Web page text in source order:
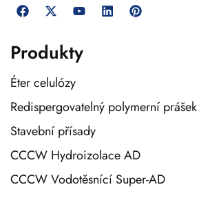
Produkty
Éter celulózy
Redispergovatelný polymerní prášek
Stavební přísady
CCCW Hydroizolace AD
CCCW Vodotěsnící Super-AD